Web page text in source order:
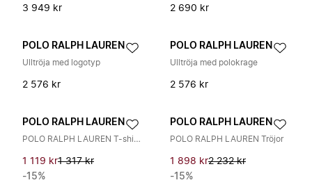
3 949 kr 2 690 kr
POLO RALPH LAUREN
Ulltröja med logotyp
2 576 kr
POLO RALPH LAUREN
Ulltröja med polokrage
2 576 kr
POLO RALPH LAUREN
POLO RALPH LAUREN T-shirts och Pikétröjor
1 119 kr1 317 kr
-15%
POLO RALPH LAUREN
POLO RALPH LAUREN Tröjor
1 898 kr2 232 kr
-15%